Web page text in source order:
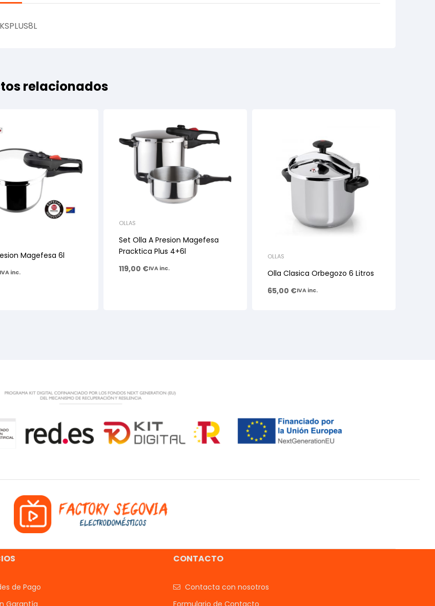
relacionados
Magefesa 6l
IVA inc.
OLLAS
Set Olla A Presion Magefesa
Pracktica Plus 4+6l
119,00 €IVA inc.
OLLAS
Olla Clasica Orbegozo 6 Litros
65,00 €IVA inc.
de Pago
Garantía
CONTACTO
Contacta con nosotros
Formulario de Contacto